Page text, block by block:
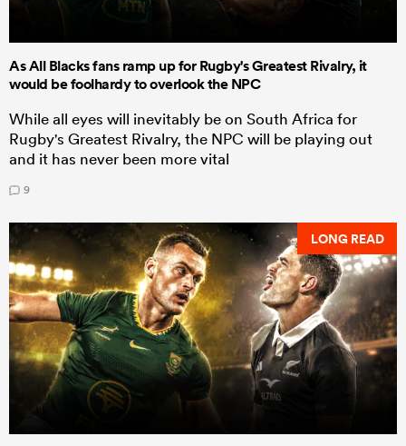
As All Blacks fans ramp up for Rugby's Greatest Rivalry, it
would be foolhardy to overlook the NPC
While all eyes will inevitably be on South Africa for
Rugby's Greatest Rivalry, the NPC will be playing out
and it has never been more vital
9
LONG READ